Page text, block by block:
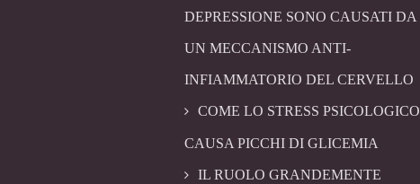
DEPRESSIONE SONO CAUSATI DA
UN MECCANISMO ANTI-
INFIAMMATORIO DEL CERVELLO
COME LO STRESS PSICOLOGICO
CAUSA PICCHI DI GLICEMIA
IL RUOLO GRANDEMENTE